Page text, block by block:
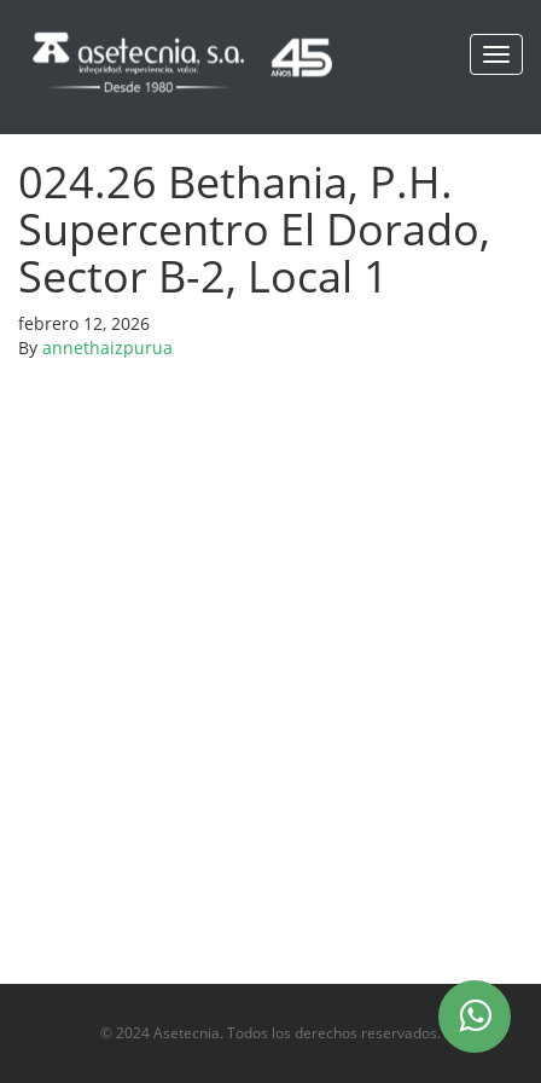
024.26 Bethania, P.H.
Supercentro El Dorado,
Sector B-2, Local 1
febrero 12, 2026
By annethaizpurua
© 2024 Asetecnia. Todos los derechos reservados.